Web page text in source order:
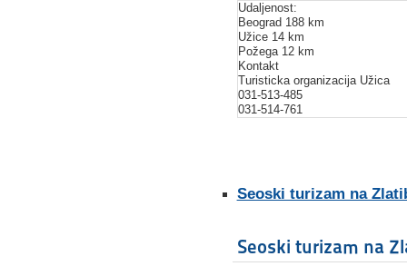
Udaljenost:
Beograd 188 km
Užice 14 km
Požega 12 km
Kontakt
Turisticka organizacija
031-513-485
031-514-761
Seoski turizam na
Seoski turizam na